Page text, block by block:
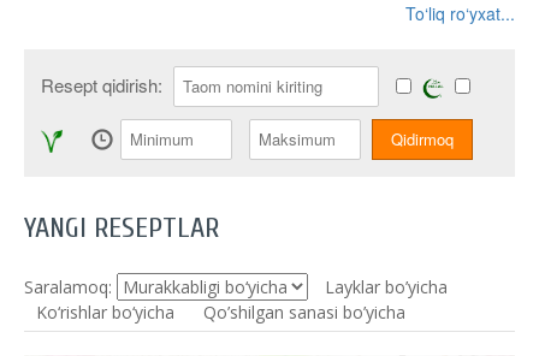
To‘liq ro‘yxat...
Resept qidirish:
YANGI RESEPTLAR
Saralamoq:
Layklar bo’yicha
Ko‘rishlar bo‘yicha
Qo’shilgan sanasi bo’yicha